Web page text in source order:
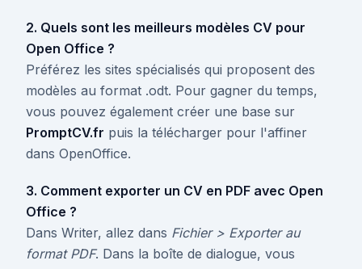
2. Quels sont les meilleurs modèles CV pour
Open Office ?
Préférez les sites spécialisés qui proposent des
modèles au format .odt. Pour gagner du temps,
vous pouvez également créer une base sur
PromptCV.fr puis la télécharger pour l'affiner
dans OpenOffice.
3. Comment exporter un CV en PDF avec Open
Office ?
Dans Writer, allez dans Fichier > Exporter au
format PDF. Dans la boîte de dialogue, vous